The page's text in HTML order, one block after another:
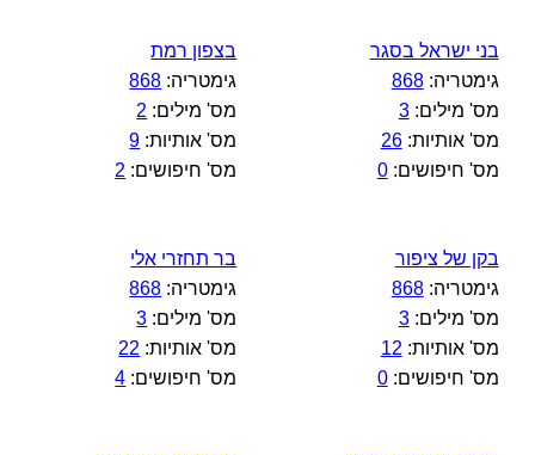
בני ישראל בסגר
גימטריה:868
מס' מילים:3
מס' אותיות:26
מס' חיפושים:0
בצפון רמת
גימטריה: 868
מס' מילים: 2
מס' אותיות: 9
מס' חיפושים: 2
בקן של ציפור
גימטריה:868
מס' מילים:3
מס' אותיות: 12
מס' חיפושים:0
בר תחזרי אלי
גימטריה: 868
מס' מילים: 3
מס' אותיות: 22
מס' חיפושים: 4